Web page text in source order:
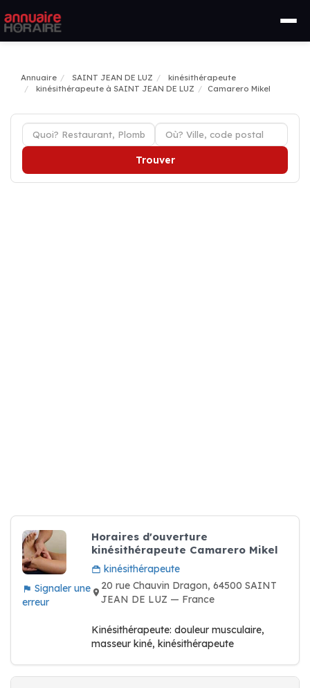
Annuaire SAINT JEAN DE LUZ
kinésithérapeute
kinésithérapeute à SAINT JEAN DE LUZ
Camarero Mikel
Trouver
Signaler une
erreur
Horaires d'ouverture
kinésithérapeute Camarero Mikel
kinésithérapeute
20 rue Chauvin Dragon, 64500 SAINT
JEAN DE LUZ — France
Kinésithérapeute: douleur musculaire,
masseur kiné, kinésithérapeute